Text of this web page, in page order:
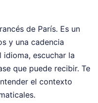
de París. Es un
y una cadencia
idioma, escuchar la
que puede recibir. Te
el contexto